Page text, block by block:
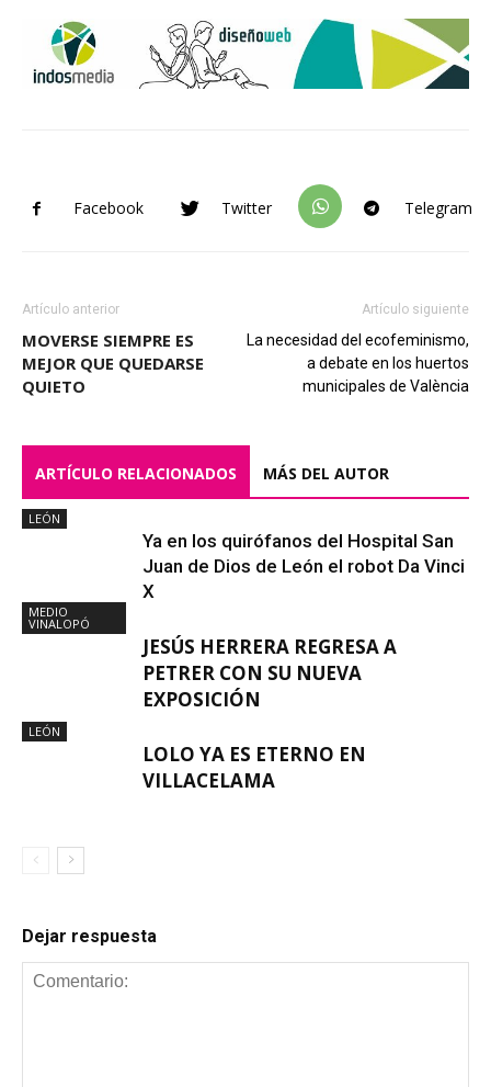
Facebook Twitter Telegram
Artículo anterior
MOVERSE SIEMPRE ES
MEJOR QUE QUEDARSE
QUIETO
Artículo siguiente
La necesidad del ecofeminismo,
a debate en los huertos
municipales de València
ARTÍCULO RELACIONADOS MÁS DEL AUTOR
LEÓN
Ya en los quirófanos del Hospital San
Juan de Dios de León el robot Da Vinci
X
MEDIO
VINALOPÓ
JESÚS HERRERA REGRESA A
PETRER CON SU NUEVA
EXPOSICIÓN
LEÓN
LOLO YA ES ETERNO EN
VILLACELAMA
Dejar respuesta